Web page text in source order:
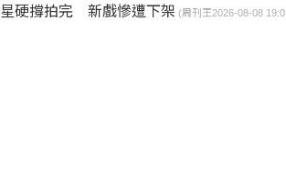
星硬撐拍完 新戲慘遭下架 (周刊王2026-08-08 19:03:25)